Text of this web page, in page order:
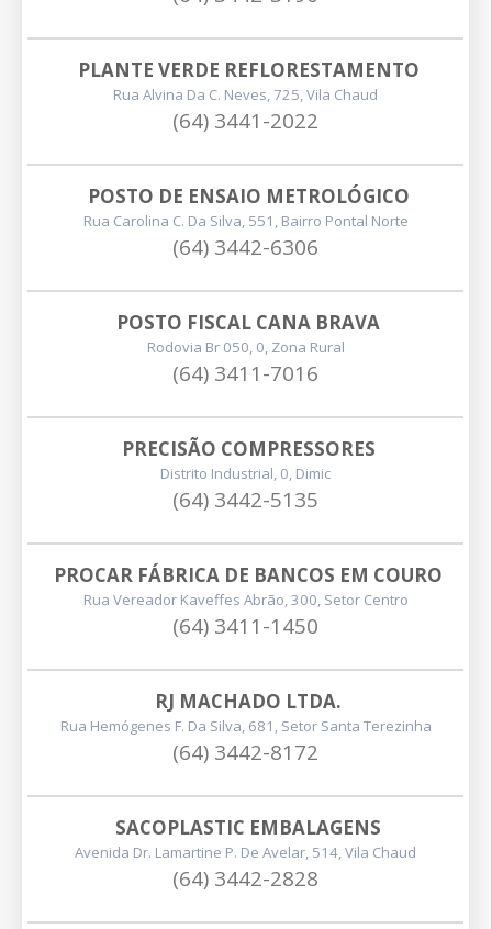
PLANTE VERDE REFLORESTAMENTO
Rua Alvina Da C. Neves, 725, Vila Chaud
(64) 3441-2022
POSTO DE ENSAIO METROLÓGICO
Rua Carolina C. Da Silva, 551, Bairro Pontal Norte
(64) 3442-6306
POSTO FISCAL CANA BRAVA
Rodovia Br 050, 0, Zona Rural
(64) 3411-7016
PRECISÃO COMPRESSORES
Distrito Industrial, 0, Dimic
(64) 3442-5135
PROCAR FÁBRICA DE BANCOS EM COURO
Rua Vereador Kaveffes Abrão, 300, Setor Centro
(64) 3411-1450
RJ MACHADO LTDA.
Rua Hemógenes F. Da Silva, 681, Setor Santa Terezinha
(64) 3442-8172
SACOPLASTIC EMBALAGENS
Avenida Dr. Lamartine P. De Avelar, 514, Vila Chaud
(64) 3442-2828